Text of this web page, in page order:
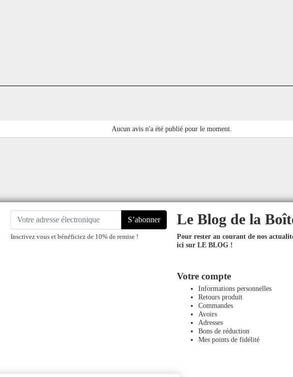
Aucun avis n'a été publié pour le moment.
S’abonner
Inscrivez vous et bénéficiez de 10% de remise !
Le Blog de la
Pour rester au courant de nos
ici sur LE BLOG !
Votre compte
Informations personnelles
Retours produit
Commandes
Avoirs
Adresses
Bons de réduction
Mes points de fidélité